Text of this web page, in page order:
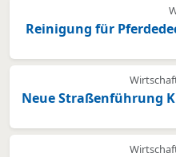
Reinigung für
Neue Straßenführung